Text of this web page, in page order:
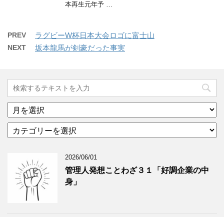
本再生元年予 …
PREV ラグビーW杯日本大会ロゴに富士山
NEXT 坂本龍馬が剣豪だった事実
ア
ー
イ
グ
テ
ー
2026/06/01
管理人発想ことわざ３１「好調企業の中
身」